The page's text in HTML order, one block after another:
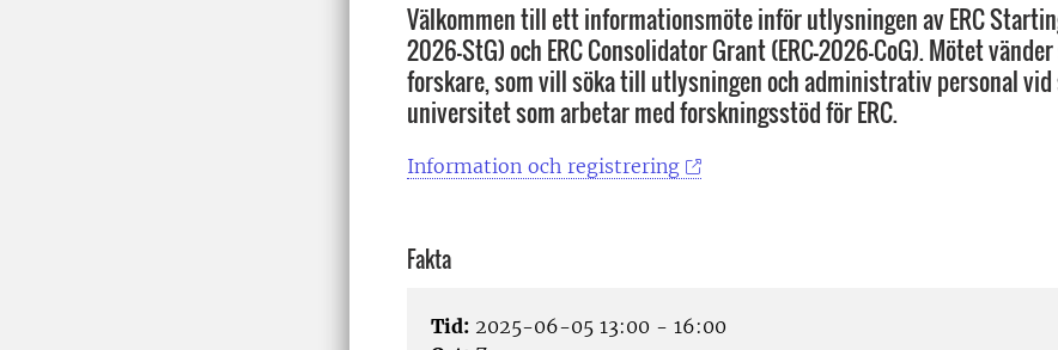
Välkommen till ett informationsmöte inför utlysningen av ERC
2026-StG) och ERC Consolidator Grant (ERC-2026-CoG). Mötet
forskare, som vill söka till utlysningen och administrativ personal vid
universitet som arbetar med forskningsstöd för ERC.
Information och registrering
Fakta
Tid: 2025-06-05 13:00 - 16:00